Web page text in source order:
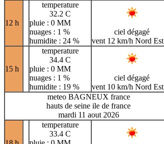
12 h
temperature
32.2 C
pluie : 0 MM
nuages : 1 %
humidite : 24 %
ciel dégagé
vent 12 km/h Nord Est
15 h
temperature
34.4 C
pluie : 0 MM
nuages : 1 %
humidite : 19 %
ciel dégagé
vent 10 km/h Nord Est
meteo BAGNEUX france
hauts de seine ile de france
mardi 11 aout 2026
temperature
33.4 C